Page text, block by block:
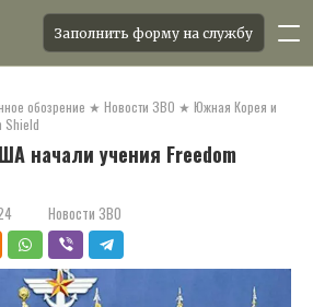
Заполнить форму на службу
обозрение ★ Новости ЗВО ★ Южная Корея и
Shield
начали учения Freedom
Новости ЗВО